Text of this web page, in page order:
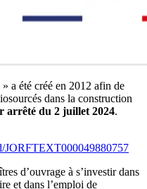
a été créé en 2012 afin de
dans la construction
arrêté du 2 juillet 2024.
JORFTEXT000049880757
d’ouvrage à s’investir dans
et dans l’emploi de